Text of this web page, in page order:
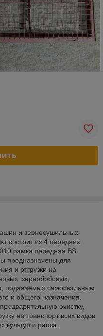
и зерносушильных
состоит из 4 передних
рамка передняя BS
предназначены для
и отгрузки на
зернобобовых,
подаваемых самосвальным
и общего назначения.
очистку,
на транспорт всех видов
культур и рапса.